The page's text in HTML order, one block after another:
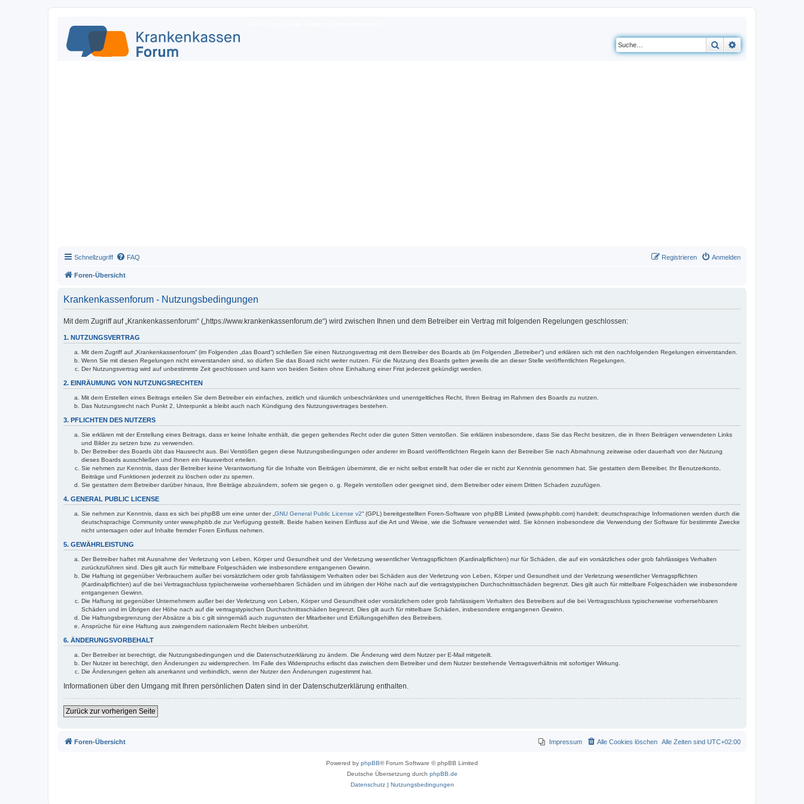
Suche
Schnellzugriff FAQ Anmelden
Registrieren
Foren-Übersicht
Krankenkassenforum - Nutzungsbedingungen
Mit dem Zugriff auf „Krankenkassenforum“ („https://www.krankenkassenforum.de“) wird zwischen Ihnen und dem Betreiber ein Vertrag mit folgenden Regelungen geschlossen:
1. NUTZUNGSVERTRAG
Mit dem Zugriff auf „Krankenkassenforum“ (im Folgenden „das Board“) schließen Sie einen Nutzungsvertrag mit dem Betreiber des Boards ab (im Folgenden „Betreiber“) und erklären sich mit den nachfolgenden Regelungen einverstanden.
Wenn Sie mit diesen Regelungen nicht einverstanden sind, so dürfen Sie das Board nicht weiter nutzen. Für die Nutzung des Boards gelten jeweils die an dieser Stelle veröffentlichten Regelungen.
Der Nutzungsvertrag wird auf unbestimmte Zeit geschlossen und kann von beiden Seiten ohne Einhaltung einer Frist jederzeit gekündigt werden.
2. EINRÄUMUNG VON NUTZUNGSRECHTEN
Mit dem Erstellen eines Beitrags erteilen Sie dem Betreiber ein einfaches, zeitlich und räumlich unbeschränktes und unentgeltliches Recht, Ihren Beitrag im Rahmen des Boards zu nutzen.
Das Nutzungsrecht nach Punkt 2, Unterpunkt a bleibt auch nach Kündigung des Nutzungsvertrages bestehen.
3. PFLICHTEN DES NUTZERS
Sie erklären mit der Erstellung eines Beitrags, dass er keine Inhalte enthält, die gegen geltendes Recht oder die guten Sitten verstoßen. Sie erklären insbesondere, dass Sie das Recht besitzen, die in Ihren Beiträgen verwendeten Links
und Bilder zu setzen bzw. zu verwenden.
Der Betreiber des Boards übt das Hausrecht aus. Bei Verstößen gegen diese Nutzungsbedingungen oder anderer im Board veröffentlichten Regeln kann der Betreiber Sie nach Abmahnung zeitweise oder dauerhaft von der Nutzung
dieses Boards ausschließen und Ihnen ein Hausverbot erteilen.
Sie nehmen zur Kenntnis, dass der Betreiber keine Verantwortung für die Inhalte von Beiträgen übernimmt, die er nicht selbst erstellt hat oder die er nicht zur Kenntnis genommen hat. Sie gestatten dem Betreiber, Ihr Benutzerkonto,
Beiträge und Funktionen jederzeit zu löschen oder zu sperren.
Sie gestatten dem Betreiber darüber hinaus, Ihre Beiträge abzuändern, sofern sie gegen o. g. Regeln verstoßen oder geeignet sind, dem Betreiber oder einem Dritten Schaden zuzufügen.
4. GENERAL PUBLIC LICENSE
Sie nehmen zur Kenntnis, dass es sich bei phpBB um eine unter der „ GNU General Public License v2“ (GPL) bereitgestellten Foren-Software von phpBB Limited (www.phpbb.com) handelt; deutschsprachige Informationen werden durch die
deutschsprachige Community unter www.phpbb.de zur Verfügung gestellt. Beide haben keinen Einfluss auf die Art und Weise, wie die Software verwendet wird. Sie können insbesondere die Verwendung der Software für bestimmte Zwecke
nicht untersagen oder auf Inhalte fremder Foren Einfluss nehmen.
5. GEWÄHRLEISTUNG
Der Betreiber haftet mit Ausnahme der Verletzung von Leben, Körper und Gesundheit und der Verletzung wesentlicher Vertragspflichten (Kardinalpflichten) nur für Schäden, die auf ein vorsätzliches oder grob fahrlässiges Verhalten
zurückzuführen sind. Dies gilt auch für mittelbare Folgeschäden wie insbesondere entgangenen Gewinn.
Die Haftung ist gegenüber Verbrauchern außer bei vorsätzlichem oder grob fahrlässigem Verhalten oder bei Schäden aus der Verletzung von Leben, Körper und Gesundheit und der Verletzung wesentlicher Vertragspflichten
(Kardinalpflichten) auf die bei Vertragsschluss typischerweise vorhersehbaren Schäden und im übrigen der Höhe nach auf die vertragstypischen Durchschnittsschäden begrenzt. Dies gilt auch für mittelbare Folgeschäden wie insbesondere
entgangenen Gewinn.
Die Haftung ist gegenüber Unternehmern außer bei der Verletzung von Leben, Körper und Gesundheit oder vorsätzlichem oder grob fahrlässigem Verhalten des Betreibers auf die bei Vertragsschluss typischerweise vorhersehbaren
Schäden und im Übrigen der Höhe nach auf die vertragstypischen Durchschnittsschäden begrenzt. Dies gilt auch für mittelbare Schäden, insbesondere entgangenen Gewinn.
Die Haftungsbegrenzung der Absätze a bis c gilt sinngemäß auch zugunsten der Mitarbeiter und Erfüllungsgehilfen des Betreibers.
Ansprüche für eine Haftung aus zwingendem nationalem Recht bleiben unberührt.
6. ÄNDERUNGSVORBEHALT
Der Betreiber ist berechtigt, die Nutzungsbedingungen und die Datenschutzerklärung zu ändern. Die Änderung wird dem Nutzer per E-Mail mitgeteilt.
Der Nutzer ist berechtigt, den Änderungen zu widersprechen. Im Falle des Widerspruchs erlischt das zwischen dem Betreiber und dem Nutzer bestehende Vertragsverhältnis mit sofortiger Wirkung.
Die Änderungen gelten als anerkannt und verbindlich, wenn der Nutzer den Änderungen zugestimmt hat.
Informationen über den Umgang mit Ihren persönlichen Daten sind in der Datenschutzerklärung enthalten.
Zurück zur vorherigen Seite
Foren-Übersicht Alle Zeiten sind UTC+02:00
Alle Cookies löschen
Impressum
Powered by phpBB® Forum Software © phpBB Limited
Deutsche Übersetzung durch phpBB.de
Datenschutz| Nutzungsbedingungen